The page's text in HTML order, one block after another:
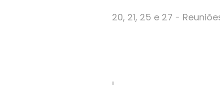
20, 21, 25 e 27 -